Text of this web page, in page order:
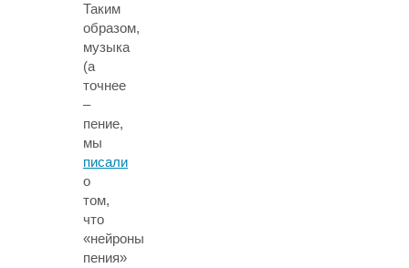
Таким
образом,
музыка
(а
точнее
–
пение,
мы
писали
о
том,
что
«нейроны
пения»